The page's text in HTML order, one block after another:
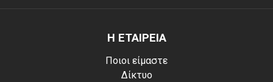
Η ΕΤΑΙΡΕΙΑ
Ποιοι είμαστε
Δίκτυο